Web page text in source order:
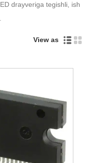
drayveriga tegishli, ish
View as